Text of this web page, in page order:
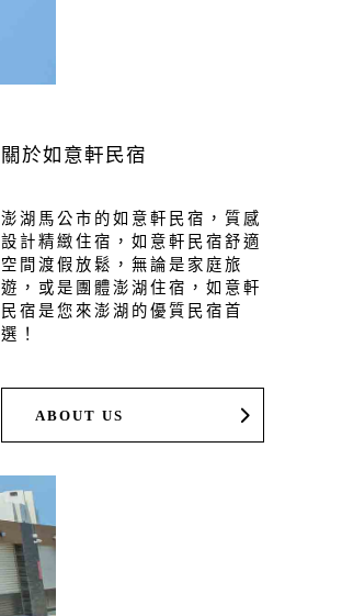
關於如意軒民宿
澎湖馬公市的如意軒民宿，質感
設計精緻住宿，如意軒民宿舒適
空間渡假放鬆，無論是家庭旅
遊，或是團體澎湖住宿，如意軒
民宿是您來澎湖的優質民宿首
選！
ABOUT US